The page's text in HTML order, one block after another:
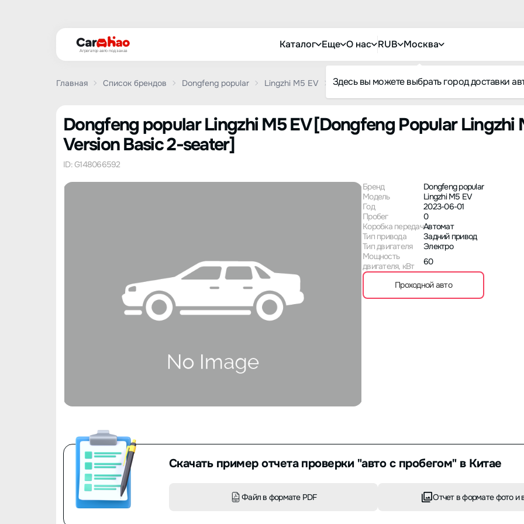
Агрегатор авто под заказ
Каталог Еще О нас RUB Москва
Здесь вы можете выбрать город доставки
Главная Список брендов Dongfeng popular Lingzhi M5 EV Dongfeng Popular Lingzhi M5EV 2023 Van
Dongfeng popular Lingzhi M5 EV [Dongfeng Popular Lingzhi
Version Basic 2-seater]
ID: G148066592
Бренд
Dongfeng popular
Модель
Lingzhi M5 EV
Год
2023-06-01
Пробег
0
Коробка передачАвтомат
Тип привода
Задний привод
Тип двигателя
Электро
Мощность
двигателя, кВт
60
Проходной авто
Скачать пример отчета проверки "авто с пробегом" в Китае
Файл в формате PDF Отчет в формате фото и